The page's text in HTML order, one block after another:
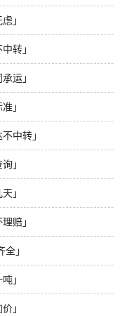
」
转」
运」
」
中转」
」
」
赔」
」
」
」